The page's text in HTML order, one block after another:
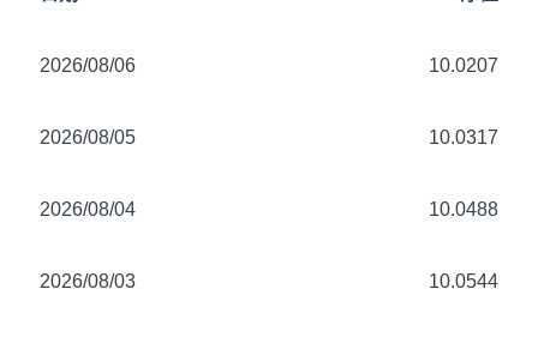
2026/08/06 10.0207
2026/08/05 10.0317
2026/08/04 10.0488
2026/08/03 10.0544